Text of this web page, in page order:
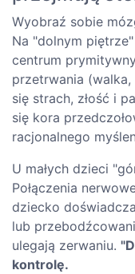
Wyobraź sobie
Na "dolnym
centrum
przetrwania
się strach, złość i
się kora
racjonalnego
U małych dzieci
Połączenia
dziecko
lub
ulegają zerwaniu.
kontrolę.